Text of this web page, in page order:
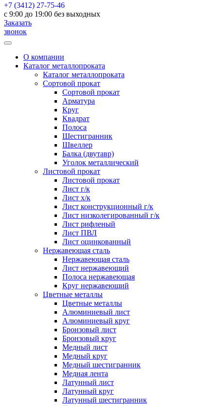
+7 (3412) 27-75-46
c 9:00 до 19:00 без выходных
Заказать
звонок
О компании
Каталог металлопроката
Каталог металлопроката
Сортовой прокат
Сортовой прокат
Арматура
Круг
Квадрат
Полоса
Шестигранник
Швеллер
Балка (двутавр)
Уголок металлический
Листовой прокат
Листовой прокат
Лист г/к
Лист х/к
Лист конструкционный г/к
Лист низколегированный г/к
Лист рифленый
Лист ПВЛ
Лист оцинкованный
Нержавеющая сталь
Нержавеющая сталь
Лист нержавеющий
Полоса нержавеющая
Круг нержавеющий
Цветные металлы
Цветные металлы
Алюминиевый лист
Алюминиевый круг
Бронзовый лист
Бронзовый круг
Медный лист
Медный круг
Медный шестигранник
Медная лента
Латунный лист
Латунный круг
Латунный шестигранник